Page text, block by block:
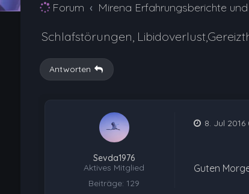
Forum Mirena Erfahrungsberichte
Schlafstörungen,
Antworten
Sevda1976
Aktives Mitglied
Beiträge: 129
8. Jul 2016
Guten